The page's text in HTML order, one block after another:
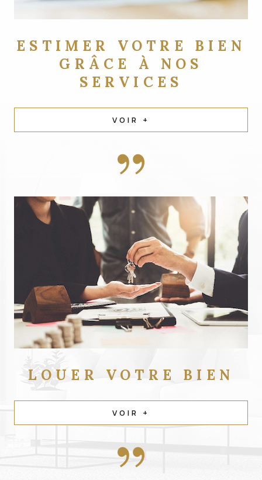
ESTIMER VOTRE BIEN
GRÂCE À NOS
SERVICES
VOIR +
LOUER VOTRE BIEN
VOIR +